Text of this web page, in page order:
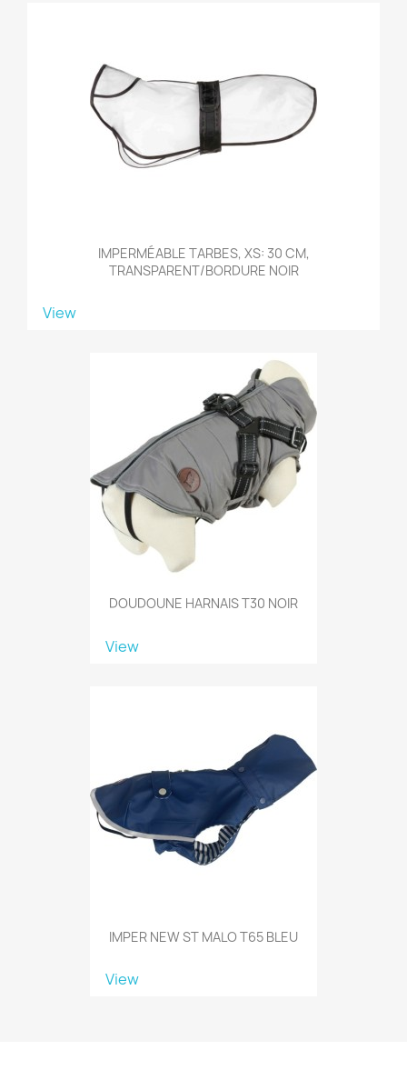
IMPERMÉABLE TARBES, XS: 30 CM,
TRANSPARENT/BORDURE NOIR
View
DOUDOUNE HARNAIS T30 NOIR
View
IMPER NEW ST MALO T65 BLEU
View